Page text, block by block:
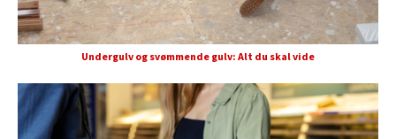
Undergulv og svømmende gulv: Alt du skal vide